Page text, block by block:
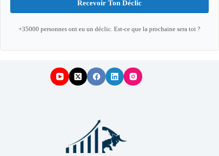
Recevoir Ton Déclic
+35000 personnes ont eu un déclic. Est-ce que la prochaine sera toi ?